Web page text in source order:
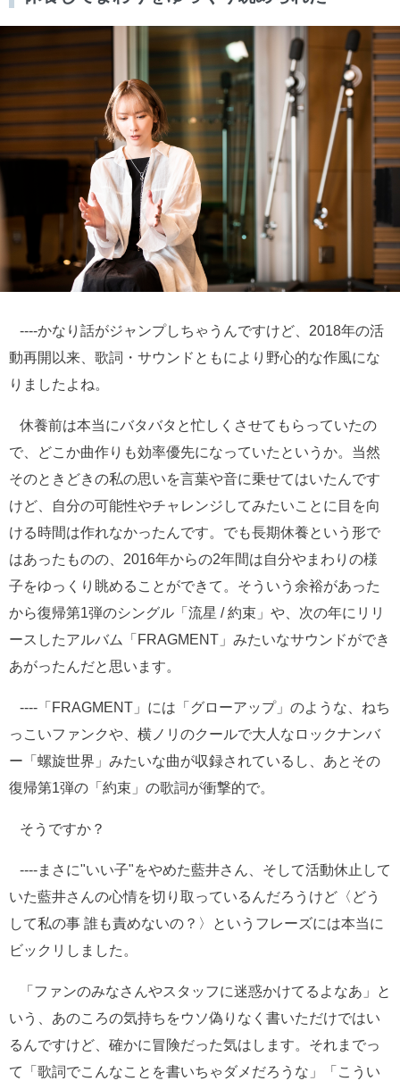
----かなり話がジャンプしちゃうんですけど、2018年の活
動再開以来、歌詞・サウンドともにより野心的な作風にな
りましたよね。
休養前は本当にバタバタと忙しくさせてもらっていたの
で、どこか曲作りも効率優先になっていたというか。当然
そのときどきの私の思いを言葉や音に乗せてはいたんです
けど、自分の可能性やチャレンジしてみたいことに目を向
ける時間は作れなかったんです。でも長期休養という形で
はあったものの、2016年からの2年間は自分やまわりの様
子をゆっくり眺めることができて。そういう余裕があった
から復帰第1弾のシングル「流星 / 約束」や、次の年にリリ
ースしたアルバム「FRAGMENT」みたいなサウンドができ
あがったんだと思います。
----「FRAGMENT」には「グローアップ」のような、ねち
っこいファンクや、横ノリのクールで大人なロックナンバ
ー「螺旋世界」みたいな曲が収録されているし、あとその
復帰第1弾の「約束」の歌詞が衝撃的で。
そうですか？
----まさに"いい子"をやめた藍井さん、そして活動休止して
いた藍井さんの心情を切り取っているんだろうけど〈どう
して私の事 誰も責めないの？〉というフレーズには本当に
ビックリしました。
「ファンのみなさんやスタッフに迷惑かけてるよなあ」と
いう、あのころの気持ちをウソ偽りなく書いただけではい
るんですけど、確かに冒険だった気はします。それまでっ
て「歌詞でこんなことを書いちゃダメだろうな」「こうい